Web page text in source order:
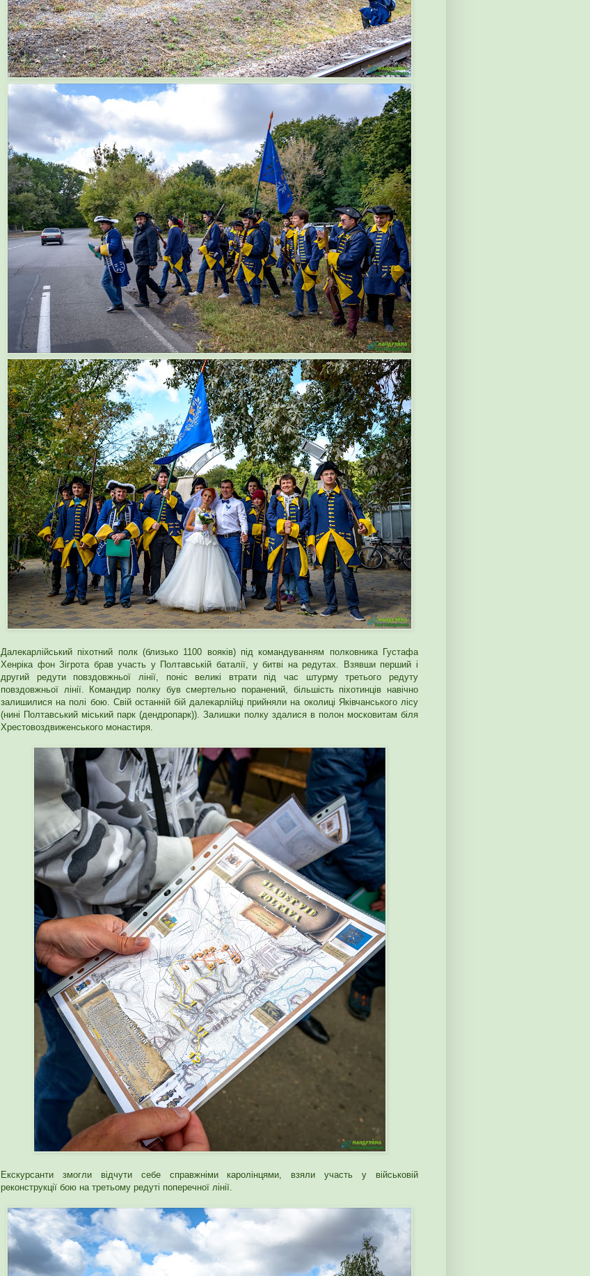
Далекарлійський піхотний полк (близько 1100 вояків) під командуванням полковника Густафа
Хенріка фон Зігрота брав участь у Полтавській баталії, у битві на редутах. Взявши перший і
другий редути повздовжньої лінії, поніс великі втрати під час штурму третього редуту
повздовжньої лінії. Командир полку був смертельно поранений, більшість піхотинців навічно
залишилися на полі бою. Свій останній бій далекарлійці прийняли на околиці Яківчанського лісу
(нині Полтавський міський парк (дендропарк)). Залишки полку здалися в полон московитам біля
Хрестовоздвиженського монастиря.
Екскурсанти змогли відчути себе справжніми каролінцями, взяли участь у військовій
реконструкції бою на третьому редуті поперечної лінії.